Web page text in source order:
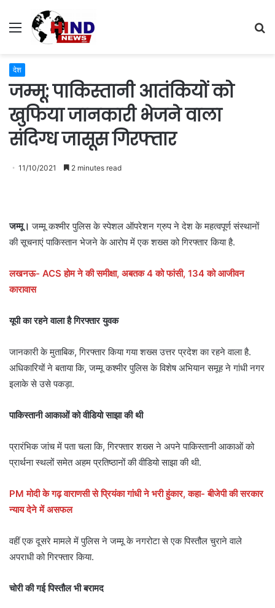
Menu
देश
जम्मू: पाकिस्तानी आतंकियों को
खुफिया जानकारी भेजने वाला
संदिग्ध जासूस गिरफ्तार
11/10/2021 2 minutes read
जम्मू।जम्मू कश्मीर पुलिस के स्पेशल ऑपरेशन ग्रुप ने देश के महत्वपूर्ण संस्थानों
की सूचनाएं पाकिस्तान भेजने के आरोप में एक शख्स को गिरफ्तार किया है.
लखनऊ- ACS होम ने की समीक्षा, अबतक 4 को फांसी, 134 को आजीवन
कारावास
यूपी का रहने वाला है गिरफ्तार युवक
जानकारी के मुताबिक, गिरफ्तार किया गया शख्स उत्तर प्रदेश का रहने वाला है.
अधिकारियों ने बताया कि, जम्मू कश्मीर पुलिस के विशेष अभियान समूह ने गांधी नगर
इलाके से उसे पकड़ा.
पाकिस्तानी आकाओं को वीडियो साझा की थी
प्रारंभिक जांच में पता चला कि, गिरफ्तार शख्स ने अपने पाकिस्तानी आकाओं को
प्रार्थना स्थलों समेत अहम प्रतिष्ठानों की वीडियो साझा की थी.
PM मोदी के गढ़ वाराणसी से प्रियंका गांधी ने भरी हुंकार, कहा- बीजेपी की सरकार
न्याय देने में असफल
वहीं एक दूसरे मामले में पुलिस ने जम्मू के नगरोटा से एक पिस्तौल चुराने वाले
अपराधी को गिरफ्तार किया.
चोरी की गई पिस्तौल भी बरामद